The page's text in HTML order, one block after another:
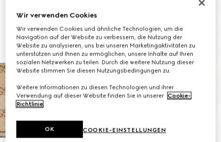
Wir verwenden Cookies
Wir verwenden Cookies und ähnliche Technologien, um die
Navigation auf der Website zu verbessern, die Nutzung der
Website zu analysieren, uns bei unseren Marketingaktivitäten zu
unterstützen und Ihnen zu ermöglichen, unsere Inhalte auf Ihren
sozialen Netzwerken zu teilen. Durch die weitere Nutzung dieser
Website stimmen Sie diesen Nutzungsbedingungen zu.
Weitere Informationen zu diesen Technologien und ihrer
Verwendung auf dieser Website finden Sie in unserer Cookie-
Richtlinie.
COOKIE-EINSTELLUNGEN
OK